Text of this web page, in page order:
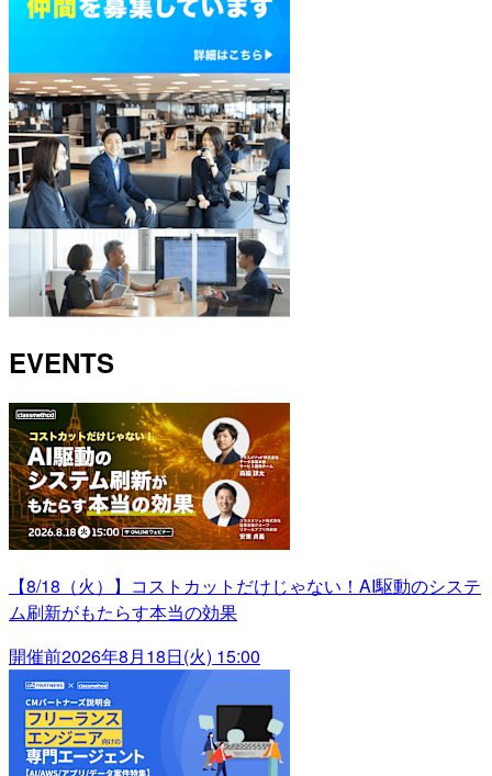
EVENTS
【8/18（火）】コストカットだけじゃない！AI駆動のシステ
ム刷新がもたらす本当の効果
開催前2026年8月18日(火) 15:00